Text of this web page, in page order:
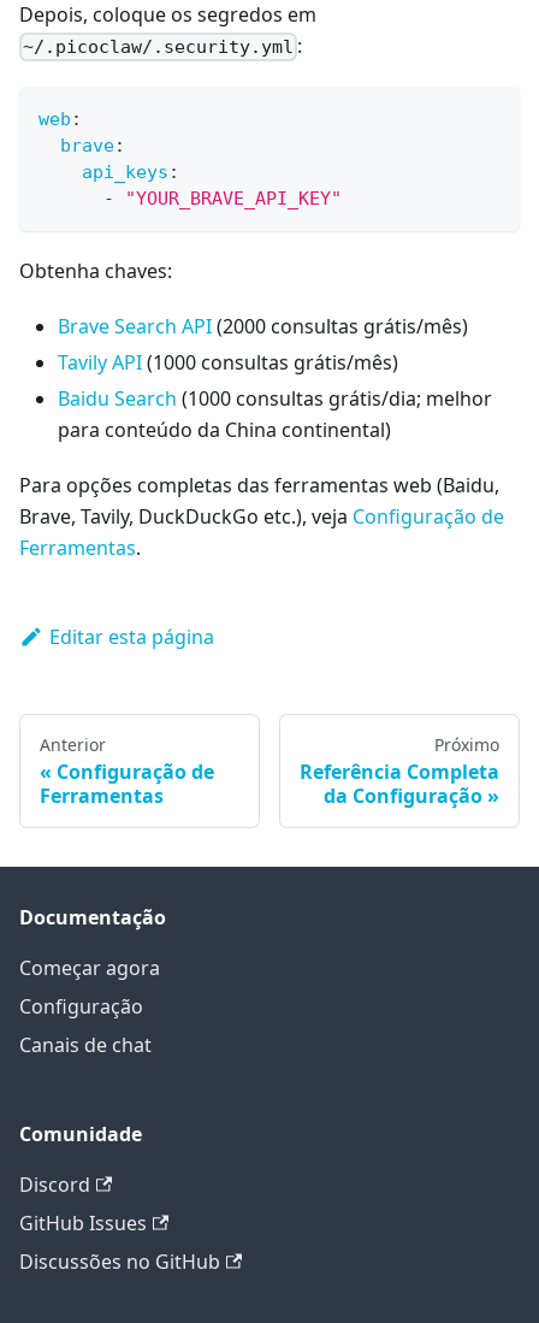
Depois, coloque os segredos em
~/.picoclaw/.security.yml :
web :
brave:
api_keys :
-
"YOUR_BRAVE_API_KEY"
Obtenha chaves:
Brave Search API(2000 consultas grátis/mês)
Tavily API(1000 consultas grátis/mês)
Baidu Search (1000 consultas grátis/dia; melhor
para conteúdo da China continental)
Para opções completas das ferramentas web (Baidu,
Brave, Tavily, DuckDuckGo etc.), veja Configuração de
Ferramentas.
Editar esta página
Anterior
Configuração de
Ferramentas
Próximo
Referência Completa
da Configuração
Documentação
Começar agora
Configuração
Canais de chat
Comunidade
Discord
GitHub Issues
Discussões no GitHub